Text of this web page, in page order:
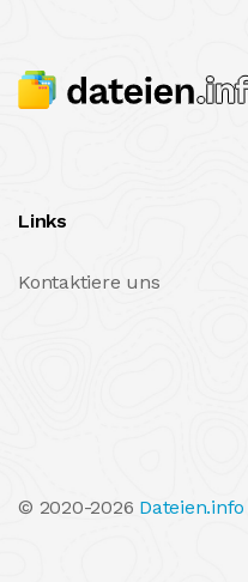
Links
Kontaktiere uns
© 2020-2026 Dateien.info